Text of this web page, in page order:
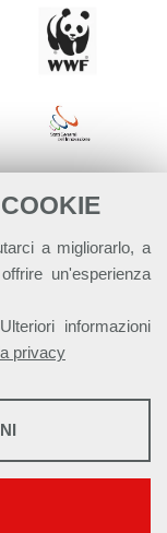
a migliorarlo, a
un'esperienza
informazioni
privacy
- ASviS